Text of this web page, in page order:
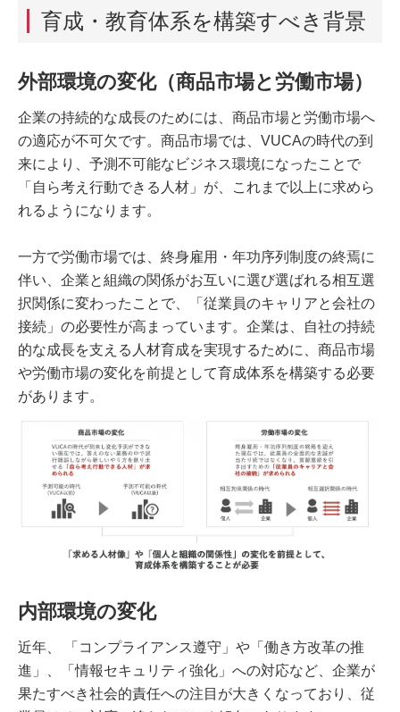
育成・教育体系を構築すべき背景
外部環境の変化（商品市場と労働市場）
企業の持続的な成長のためには、商品市場と労働市場へ
の適応が不可欠です。商品市場では、VUCAの時代の到
来により、予測不可能なビジネス環境になったことで
「自ら考え行動できる人材」が、これまで以上に求めら
れるようになります。
一方で労働市場では、終身雇用・年功序列制度の終焉に
伴い、企業と組織の関係がお互いに選び選ばれる相互選
択関係に変わったことで、「従業員のキャリアと会社の
接続」の必要性が高まっています。企業は、自社の持続
的な成長を支える人材育成を実現するために、商品市場
や労働市場の変化を前提として育成体系を構築する必要
があります。
内部環境の変化
近年、 「コンプライアンス遵守」や「働き方改革の推
進」、「情報セキュリティ強化」への対応など、企業が
果たすべき社会的責任への注目が大きくなっており、従